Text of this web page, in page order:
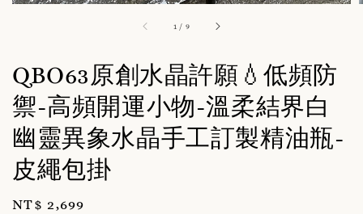
1 / 9
QBO63原創水晶許願💧低頻防
禦-高頻開運小物-溫柔結界白
幽靈異象水晶手工訂製精油瓶-
皮繩包掛
Regular
NT$ 2,699